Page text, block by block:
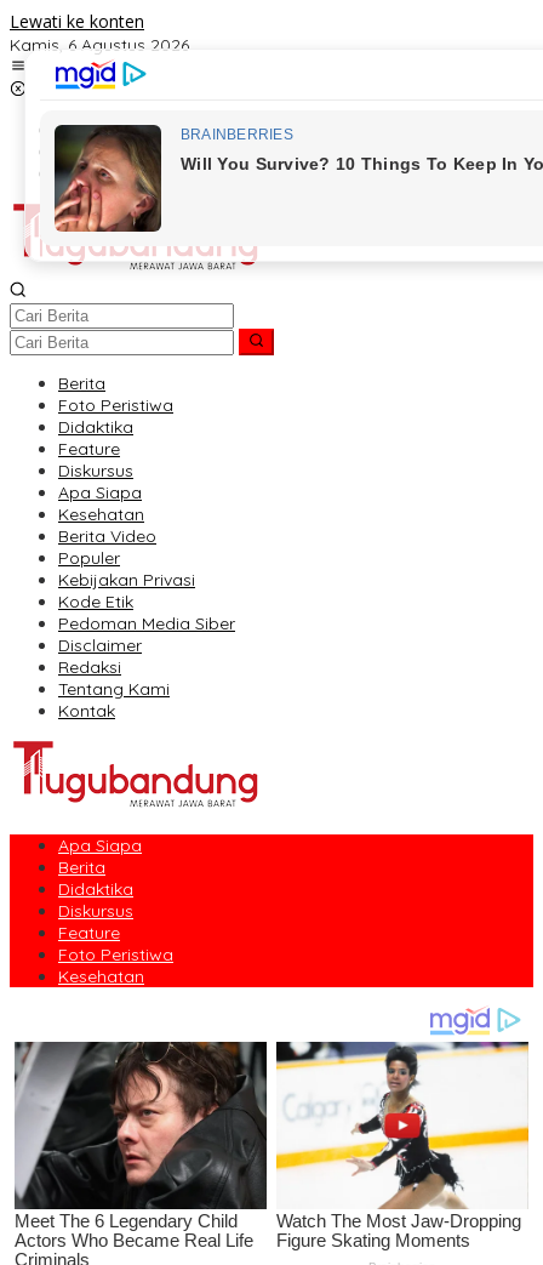
Lewati ke konten
Kamis, 6 Agustus 2026
Kontak
Redaksi
Tentang Kami
Berita
Foto Peristiwa
Didaktika
Feature
Diskursus
Apa Siapa
Kesehatan
Berita Video
Populer
Kebijakan Privasi
Kode Etik
Pedoman Media Siber
Disclaimer
Redaksi
Tentang Kami
Kontak
Apa Siapa
Berita
Didaktika
Diskursus
Feature
Foto Peristiwa
Kesehatan